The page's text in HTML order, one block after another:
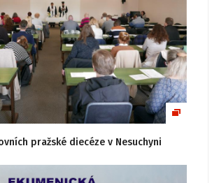
pražské diecéze v Nesuchyni